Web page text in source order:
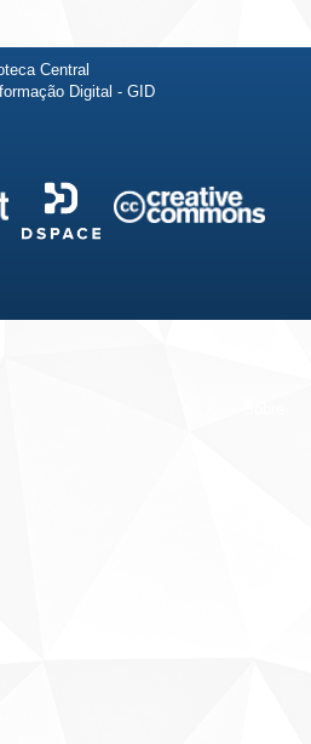
Central
Digital - GID